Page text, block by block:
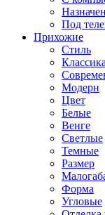
Под
Прихожие
Стиль
Классика
Модерн
Цвет
Белые
Венге
Светлые
Темные
Размер
Форма
Угловые